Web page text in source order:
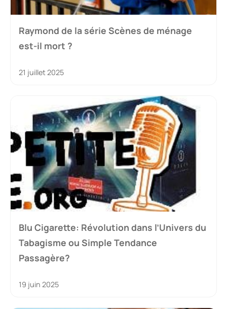
Raymond de la série Scènes de ménage
est-il mort ?
21 juillet 2025
Blu Cigarette: Révolution dans l’Univers du
Tabagisme ou Simple Tendance
Passagère?
19 juin 2025